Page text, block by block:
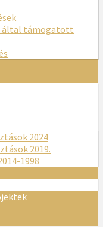
által támogatott
2024
2019.
1998